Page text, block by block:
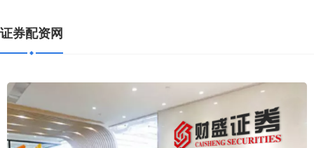
证券配资网